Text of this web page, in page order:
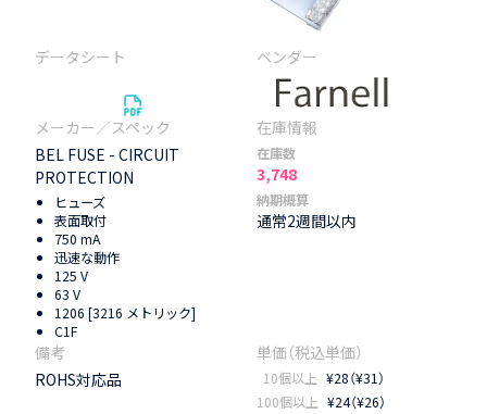
BEL FUSE - CIRCUIT
PROTECTION
ヒューズ
表面取付
750 mA
迅速な動作
125 V
63 V
1206 [3216 メトリック]
C1F
在庫数
3,748
納期概算
通常2週間以内
ROHS対応品 10個以上 ¥28（¥31）
100個以上 ¥24（¥26）